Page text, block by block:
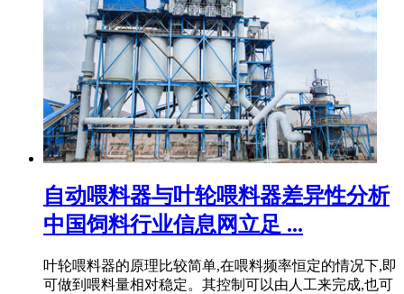
自动喂料器与叶轮喂料器差异性分析
中国饲料行业信息网立足 ...
叶轮喂料器的原理比较简单,在喂料频率恒定的情况下,即
可做到喂料量相对稳定。其控制可以由人工来完成,也可